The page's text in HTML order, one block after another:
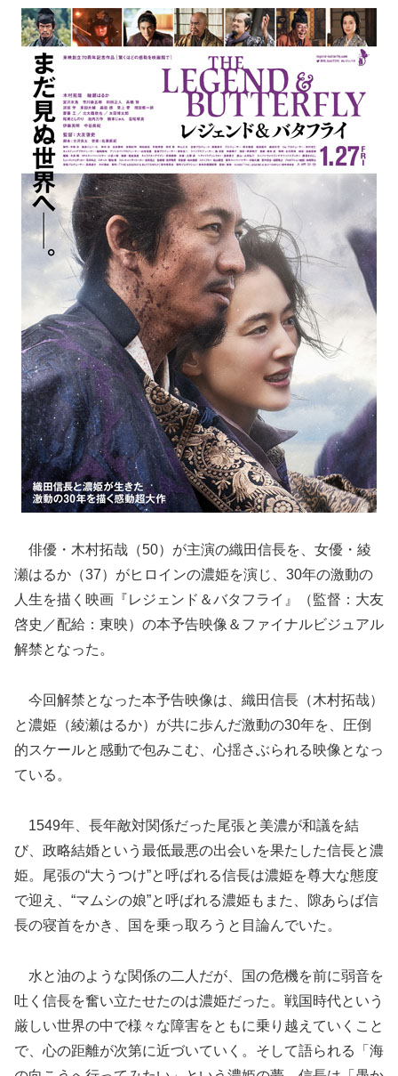
俳優・木村拓哉（50）が主演の織田信長を、女優・綾
瀬はるか（37）がヒロインの濃姫を演じ、30年の激動の
人生を描く映画『レジェンド＆バタフライ』（監督：大友
啓史／配給：東映）の本予告映像＆ファイナルビジュアル
解禁となった。
今回解禁となった本予告映像は、織田信長（木村拓哉）
と濃姫（綾瀬はるか）が共に歩んだ激動の30年を、圧倒
的スケールと感動で包みこむ、心揺さぶられる映像となっ
ている。
1549年、長年敵対関係だった尾張と美濃が和議を結
び、政略結婚という最低最悪の出会いを果たした信長と濃
姫。尾張の“大うつけ”と呼ばれる信長は濃姫を尊大な態度
で迎え、“マムシの娘”と呼ばれる濃姫もまた、隙あらば信
長の寝首をかき、国を乗っ取ろうと目論んでいた。
水と油のような関係の二人だが、国の危機を前に弱音を
吐く信長を奮い立たせたのは濃姫だった。戦国時代という
厳しい世界の中で様々な障害をともに乗り越えていくこと
で、心の距離が次第に近づいていく。そして語られる「海